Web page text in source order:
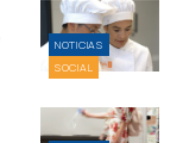
NOTICIAS
SOCIAL